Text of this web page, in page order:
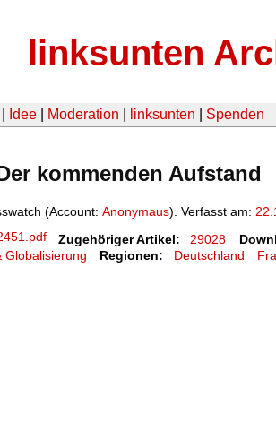
linksunten
Idee Moderation linksunten Spenden
kommenden Aufstand
(Account: Anonymaus). Verfasst am:
Zugehöriger Artikel: 29028
Globalisierung
Regionen: Deutschland